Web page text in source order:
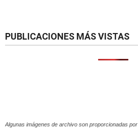
PUBLICACIONES MÁS VISTAS
Algunas imágenes de archivo son proporcionadas por